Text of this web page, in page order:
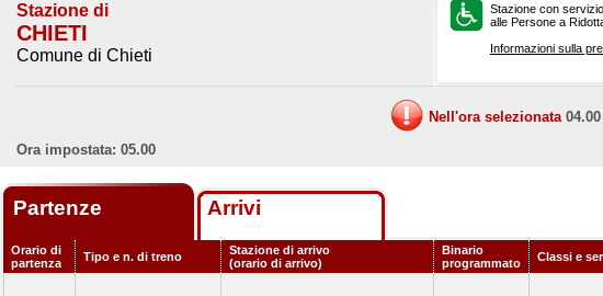
Stazione di
CHIETI
Comune di Chieti
Stazione con
alle Persone a
Informazioni sulla
Nell'ora selezionata 04.00
Ora impostata: 05.00
Partenze Arrivi
Orario di
partenza
Tipo e n. di treno
Stazione di arrivo
(orario di arrivo)
Binario
programmato
Classi e